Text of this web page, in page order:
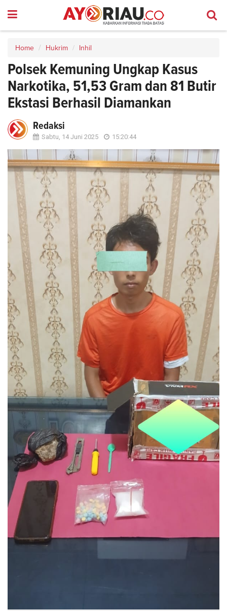
Home Hukrim Inhil
Polsek Kemuning Ungkap Kasus
Narkotika, 51,53 Gram dan 81 Butir
Ekstasi Berhasil Diamankan
Redaksi
Sabtu, 14 Juni 2025 15:20:44